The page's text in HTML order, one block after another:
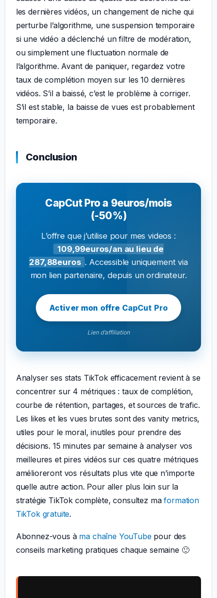
les dernières vidéos, un changement de niche qui
perturbe l’algorithme, une suspension temporaire
si une vidéo a déclenché un filtre de modération,
ou simplement une fluctuation normale de
l’algorithme. Avant de paniquer, regardez votre
taux de complétion moyen sur les 10 dernières
vidéos. S’il a baissé, c’est le problème à corriger.
S’il est stable, la baisse de vues est probablement
temporaire.
Conclusion
CapCut Pro a 9euros/mois
(-50%)
L’offre que j’utilise pour mes videos :
109,99euros/an au lieu de
287,88euros . Accessible uniquement via
mon lien partenaire, depuis un ordinateur.
Activer mon offre CapCut Pro
Lien d’affiliation
Analyser ses stats TikTok efficacement revient à se
concentrer sur 4 métriques : taux de complétion,
courbe de rétention, partages, et sources de trafic.
Les likes et les vues brutes sont des vanity metrics,
utiles pour le moral, inutiles pour prendre des
décisions. 15 minutes par semaine à analyser vos
meilleures et pires vidéos sur ces quatre métriques
amélioreront vos résultats plus vite que n’importe
quelle autre action. Pour aller plus loin sur la
stratégie TikTok complète, consultez maformation
TikTok gratuite.
Abonnez-vous à ma chaîne YouTubepour des
conseils marketing pratiques chaque semaine 🙂